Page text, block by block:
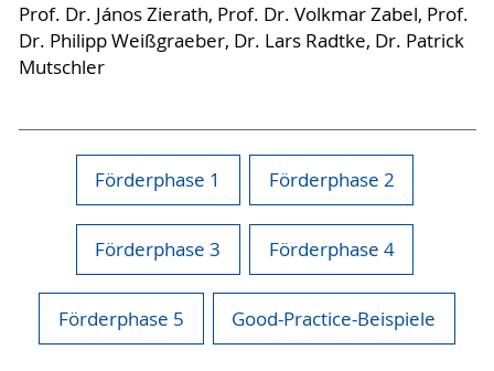
Prof. Dr. János Zierath, Prof. Dr. Volkmar Zabel, Prof.
Dr. Philipp Weißgraeber, Dr. Lars Radtke, Dr. Patrick
Mutschler
Förderphase 1 Förderphase 2
Förderphase 3 Förderphase 4
Förderphase 5 Good-Practice-Beispiele